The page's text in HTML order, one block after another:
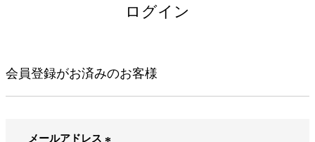
ログイン
会員登録がお済みのお客様
メールアドレス